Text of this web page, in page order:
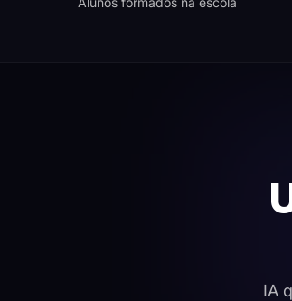
IA